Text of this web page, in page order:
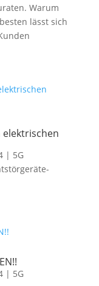
Warum
lässt sich
| 5G
| 5G